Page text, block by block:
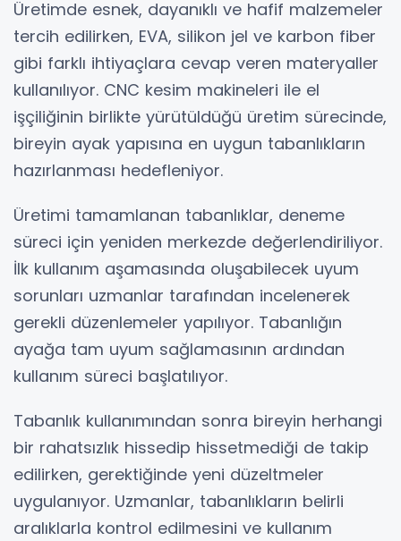
Üretimde esnek, dayanıklı ve hafif malzemeler
tercih edilirken, EVA, silikon jel ve karbon fiber
gibi farklı ihtiyaçlara cevap veren materyaller
kullanılıyor. CNC kesim makineleri ile el
işçiliğinin birlikte yürütüldüğü üretim sürecinde,
bireyin ayak yapısına en uygun tabanlıkların
hazırlanması hedefleniyor.
Üretimi tamamlanan tabanlıklar, deneme
süreci için yeniden merkezde değerlendiriliyor.
İlk kullanım aşamasında oluşabilecek uyum
sorunları uzmanlar tarafından incelenerek
gerekli düzenlemeler yapılıyor. Tabanlığın
ayağa tam uyum sağlamasının ardından
kullanım süreci başlatılıyor.
Tabanlık kullanımından sonra bireyin herhangi
bir rahatsızlık hissedip hissetmediği de takip
edilirken, gerektiğinde yeni düzeltmeler
uygulanıyor. Uzmanlar, tabanlıkların belirli
aralıklarla kontrol edilmesini ve kullanım